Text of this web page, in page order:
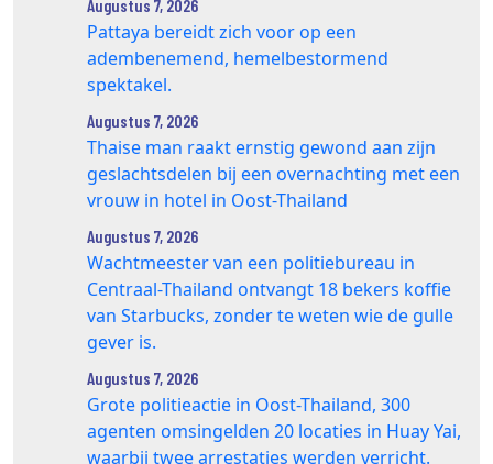
Augustus 7, 2026
Pattaya bereidt zich voor op een
adembenemend, hemelbestormend
spektakel.
Augustus 7, 2026
Thaise man raakt ernstig gewond aan zijn
geslachtsdelen bij een overnachting met een
vrouw in hotel in Oost-Thailand
Augustus 7, 2026
Wachtmeester van een politiebureau in
Centraal-Thailand ontvangt 18 bekers koffie
van Starbucks, zonder te weten wie de gulle
gever is.
Augustus 7, 2026
Grote politieactie in Oost-Thailand, 300
agenten omsingelden 20 locaties in Huay Yai,
waarbij twee arrestaties werden verricht.